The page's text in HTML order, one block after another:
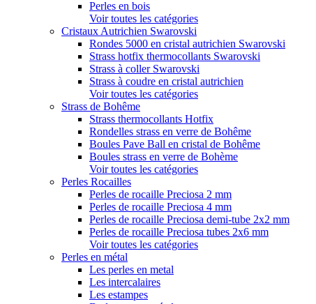
Perles en bois
Voir toutes les catégories
Cristaux Autrichien Swarovski
Rondes 5000 en cristal autrichien Swarovski
Strass hotfix thermocollants Swarovski
Strass à coller Swarovski
Strass à coudre en cristal autrichien
Voir toutes les catégories
Strass de Bohême
Strass thermocollants Hotfix
Rondelles strass en verre de Bohême
Boules Pave Ball en cristal de Bohême
Boules strass en verre de Bohème
Voir toutes les catégories
Perles Rocailles
Perles de rocaille Preciosa 2 mm
Perles de rocaille Preciosa 4 mm
Perles de rocaille Preciosa demi-tube 2x2 mm
Perles de rocaille Preciosa tubes 2x6 mm
Voir toutes les catégories
Perles en métal
Les perles en metal
Les intercalaires
Les estampes